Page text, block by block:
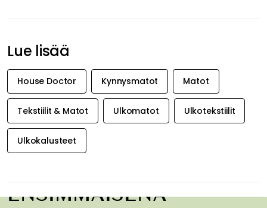
Lue lisää
House Doctor Kynnysmatot Matot
Tekstiilit & Matot Ulkomatot Ulkotekstiilit
Ulkokalusteet
SAA INSPIRAATIOTA &
TARJOUKSIA
ENSIMMÄISENÄ